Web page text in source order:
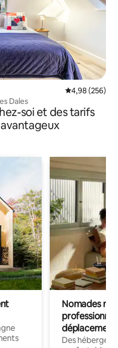
Évaluation
4,98 (256)
Dales
soi et des tarifs
Nomades
déplacement
Des